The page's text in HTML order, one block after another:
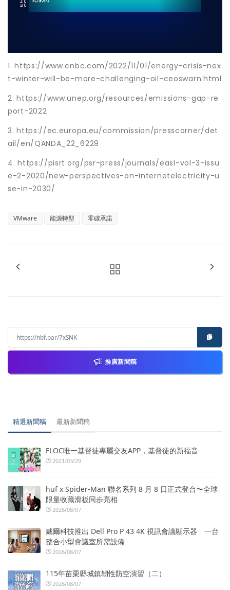
1. https://www.cnbc.com/2022/11/01/energy-crisis-nex
t-winter-will-be-more-challenging-oil-ceoswarn.html
2. https://www.unep.org/resources/emissions-gap-re
port-2022
3. https://ec.europa.eu/commission/presscorner/det
ail/en/QANDA_22_6229
4. https://pisrt.org/psr-press/journals/easl-vol-3-issu
e-2-2020/new-perspectives-on-internetelectricity-u
se-in-2030/
VMware 能源轉型 零碳承諾
推廣新聞稿
精選新聞稿 最新新聞稿
FLOC唯一基督徒專屬交友APP，基督徒的新福音
2021/03/29
huf x Spider-Man 聯名系列 8 月 8 日正式登台〜全球
限量收藏滑板同步亮相
2026/08/07
戴爾科技推出 Dell Pro P 43 4K 視訊會議顯示器 一台
整合小型會議室所需設備
2026/08/07
115年苗栗縣城鎮韌性防空演習（二）
2026/08/07